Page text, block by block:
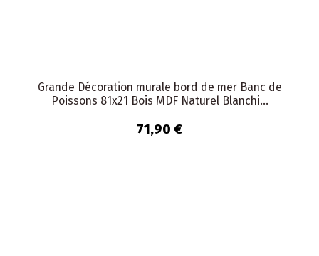
Grande Décoration murale bord de mer Banc de
Poissons 81x21 Bois MDF Naturel Blanchi...
71,90 €